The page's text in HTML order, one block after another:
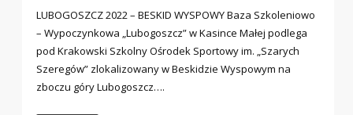
LUBOGOSZCZ 2022 – BESKID WYSPOWY Baza Szkoleniowo
– Wypoczynkowa „Lubogoszcz” w Kasince Małej podlega
pod Krakowski Szkolny Ośrodek Sportowy im. „Szarych
Szeregów” zlokalizowany w Beskidzie Wyspowym na
zboczu góry Lubogoszcz….